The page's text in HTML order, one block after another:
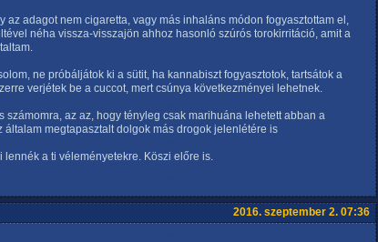
az adagot nem cigaretta, vagy más inhaláns módon fogyasztottam el,
néha vissza-visszajön ahhoz hasonló szúrós torokirritáció, amit a
ne próbáljátok ki a sütit, ha kannabiszt fogyasztotok, tartsátok a
verjétek be a cuccot, mert csúnya következményei lehetnek.
számomra, az az, hogy tényleg csak marihuána lehetett abban a
általam megtapasztalt dolgok más drogok jelenlétére is
lennék a ti véleményetekre. Köszi előre is.
2016. szeptember 2. 07:36